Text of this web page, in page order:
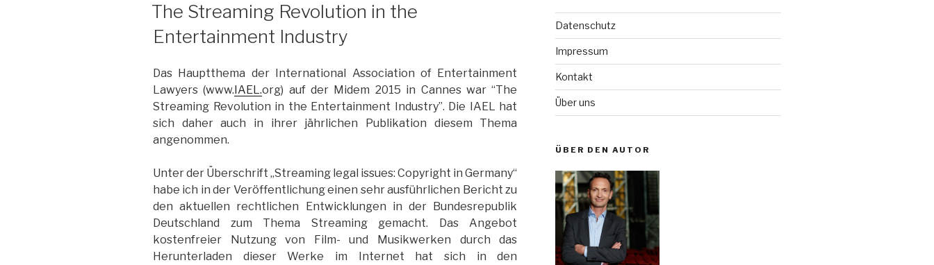
The Streaming Revolution in the
Entertainment Industry
Das Hauptthema der International Association of Entertainment
Lawyers (www.IAEL.org) auf der Midem 2015 in Cannes war “The
Streaming Revolution in the Entertainment Industry”. Die IAEL hat
sich daher auch in ihrer jährlichen Publikation diesem Thema
angenommen.
Unter der Überschrift „Streaming legal issues: Copyright in Germany“
habe ich in der Veröffentlichung einen sehr ausführlichen Bericht zu
den aktuellen rechtlichen Entwicklungen in der Bundesrepublik
Deutschland zum Thema Streaming gemacht. Das Angebot
kostenfreier Nutzung von Film- und Musikwerken durch das
Herunterladen dieser Werke im Internet hat sich in den
Datenschutz
Impressum
Kontakt
Über uns
ÜBER DEN AUTOR